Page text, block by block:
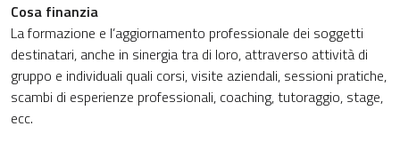
Cosa finanzia
La formazione e l’aggiornamento professionale dei soggetti
destinatari, anche in sinergia tra di loro, attraverso attività di
gruppo e individuali quali corsi, visite aziendali, sessioni pratiche,
scambi di esperienze professionali, coaching, tutoraggio, stage,
ecc.